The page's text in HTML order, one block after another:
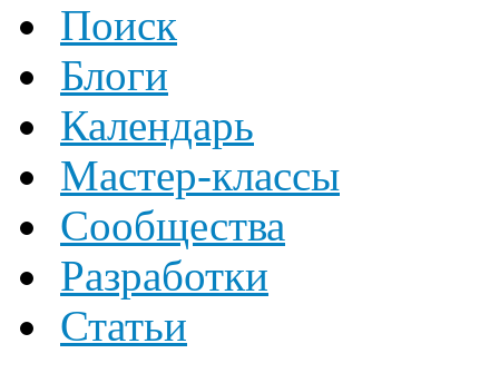
Поиск
Блоги
Календарь
Мастер-классы
Сообщества
Разработки
Статьи